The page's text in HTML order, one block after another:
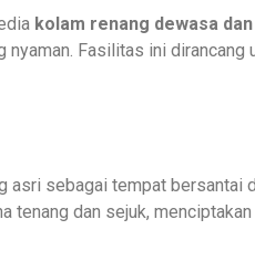
kolam renang dewasa dan
nyaman. Fasilitas ini dirancang
asri sebagai tempat bersantai
tenang dan sejuk, menciptakan